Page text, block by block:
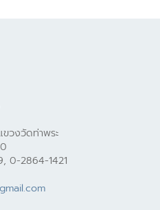
วงวัดท่าพระ
0-2864-1421